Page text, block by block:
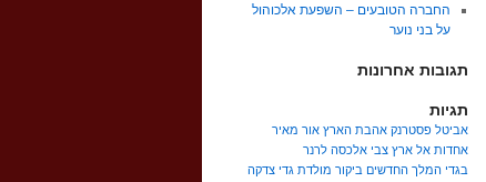
החברה הטובעים – השפעת אלכוהול
על בני נוער
תגובות אחרונות
תגיות
אביטל פסטרנק אהבת הארץ אור מאיר
אחדות אל ארץ צבי אלכסה לרנר
בגדי המלך החדשים ביקור מולדת גדי צדקה